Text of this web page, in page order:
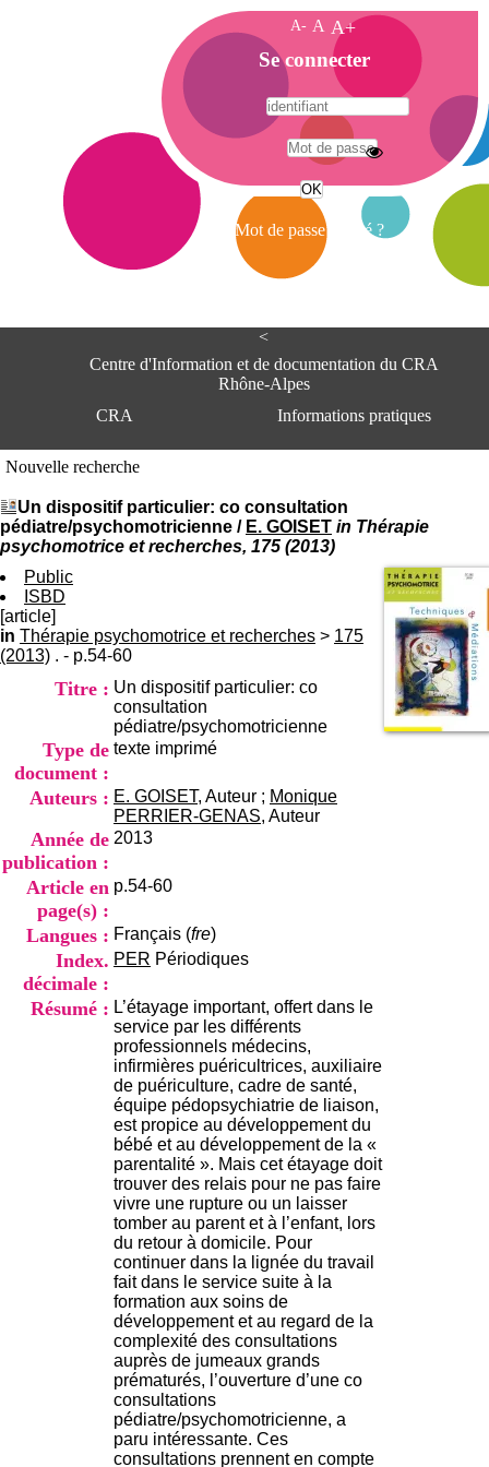
<
Centre d'Information et de documentation du CRA
Rhône-Alpes
CRA
Informations pratiques
du CRA Rhône-Alpes
Centre Hospitalier le Vinatier
bât 211
95, Bd Pinel
69678 Bron Cedex
Horaires
Lundi au Vendredi
9h00-12h00 13h30-16h00
+33(0)4 37 91 54 65
Fax:+33(0)4 37 91 54 37
Nouvelle recherche
Un dispositif particulier: co consultation
pédiatre/psychomotricienne / E. GOISET in Thérapie
psychomotrice et recherches, 175 (2013)
Public
ISBD
[article]
in Thérapie psychomotrice et recherches > 175
(2013) . - p.54-60
Titre : Un dispositif particulier: co
consultation
pédiatre/psychomotricienne
Type de
document :
texte imprimé
Auteurs : E. GOISET, Auteur ; Monique
PERRIER-GENAS, Auteur
Année de
publication :
2013
Article en
page(s) :
p.54-60
Langues : Français (fre)
Index.
décimale :
PER Périodiques
Résumé : L’étayage important, offert dans le
service par les différents
professionnels médecins,
infirmières puéricultrices, auxiliaire
de puériculture, cadre de santé,
équipe pédopsychiatrie de liaison,
est propice au développement du
bébé et au développement de la «
parentalité ». Mais cet étayage doit
trouver des relais pour ne pas faire
vivre une rupture ou un laisser
tomber au parent et à l’enfant, lors
du retour à domicile. Pour
continuer dans la lignée du travail
fait dans le service suite à la
formation aux soins de
développement et au regard de la
complexité des consultations
auprès de jumeaux grands
prématurés, l’ouverture d’une co
consultations
pédiatre/psychomotricienne, a
paru intéressante. Ces
consultations prennent en compte
A- A A+
A
c
c
e
i
Se connecter
Mot de passe oublié ?
A
e
e
n
f
o
t
n
e
t
d
D
o
c
e
t
a
t
o
n
d
u
C
R
A
R
h
ô
n
e
-
A
l
p
e
s
C
e
n
t
r
e